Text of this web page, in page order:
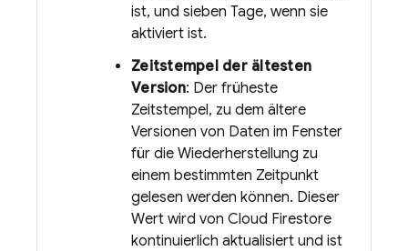
ist, und sieben Tage, wenn sie
aktiviert ist.
Zeitstempel der ältesten
Version: Der früheste
Zeitstempel, zu dem ältere
Versionen von Daten im Fenster
für die Wiederherstellung zu
einem bestimmten Zeitpunkt
gelesen werden können. Dieser
Wert wird von Cloud Firestore
kontinuierlich aktualisiert und ist